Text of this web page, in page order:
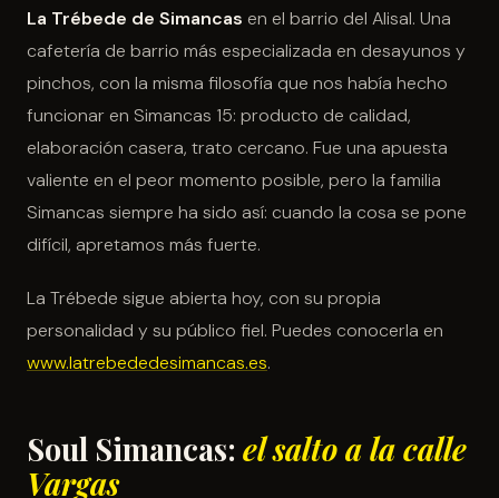
La Trébede de Simancas en el barrio del Alisal. Una
cafetería de barrio más especializada en desayunos y
pinchos, con la misma filosofía que nos había hecho
funcionar en Simancas 15: producto de calidad,
elaboración casera, trato cercano. Fue una apuesta
valiente en el peor momento posible, pero la familia
Simancas siempre ha sido así: cuando la cosa se pone
difícil, apretamos más fuerte.
La Trébede sigue abierta hoy, con su propia
personalidad y su público fiel. Puedes conocerla en
www.latrebededesimancas.es.
Soul Simancas: el salto a la calle
Vargas